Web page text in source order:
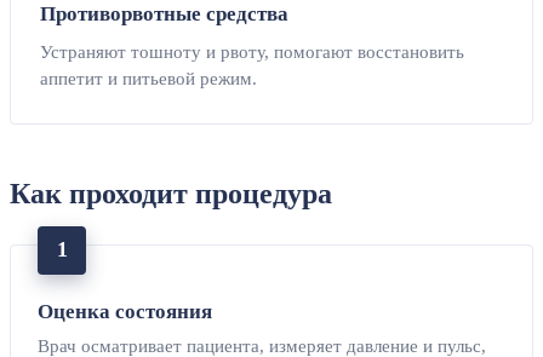
Противорвотные средства
Устраняют тошноту и рвоту, помогают восстановить
аппетит и питьевой режим.
Как проходит процедура
Оценка состояния
Врач осматривает пациента, измеряет давление и пульс,